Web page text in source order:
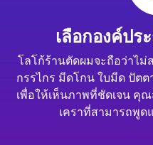
เลือกองค์ปร
โลโก้ร้านตัดผมจะถือว่าไ
กรรไกร มีดโกน ใบมีด ปัตต
เพื่อให้เห็นภาพที่ชัดเจน คุ
เคราที่สามารถพู